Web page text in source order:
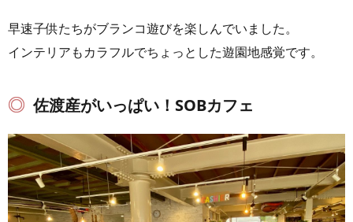
早速子供たちがブランコ遊びを楽しんでいました。
インテリアもカラフルでちょっとした遊園地感覚です。
佐渡産がいっぱい！SOBカフェ